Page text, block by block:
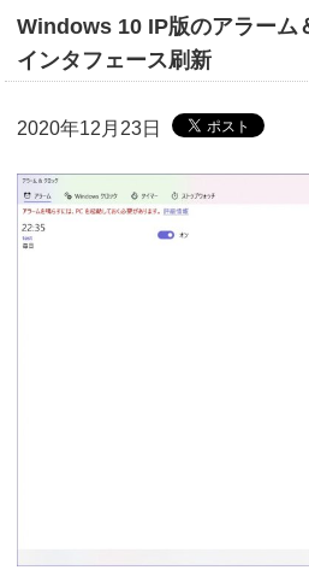
Windows 10 IP版のアラーム
インタフェース刷新
2020年12月23日